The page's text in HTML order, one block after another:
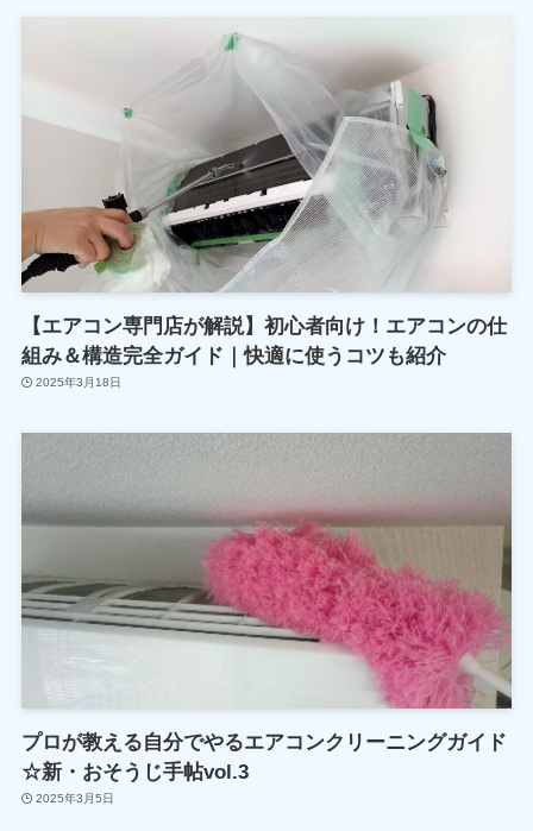
【エアコン専門店が解説】初心者向け！エアコンの仕
組み＆構造完全ガイド｜快適に使うコツも紹介
2025年3月18日
プロが教える自分でやるエアコンクリーニングガイド
☆新・おそうじ手帖vol.3
2025年3月5日